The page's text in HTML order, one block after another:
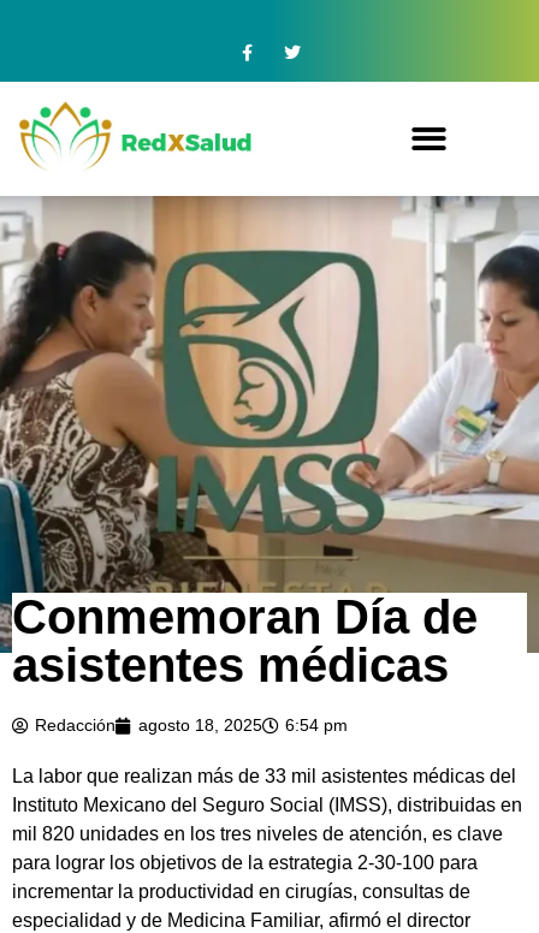
Conmemoran Día de
asistentes médicas
Redacción agosto 18, 2025 6:54 pm
La labor que realizan más de 33 mil asistentes médicas del
Instituto Mexicano del Seguro Social (IMSS), distribuidas en
mil 820 unidades en los tres niveles de atención, es clave
para lograr los objetivos de la estrategia 2-30-100 para
incrementar la productividad en cirugías, consultas de
especialidad y de Medicina Familiar, afirmó el director